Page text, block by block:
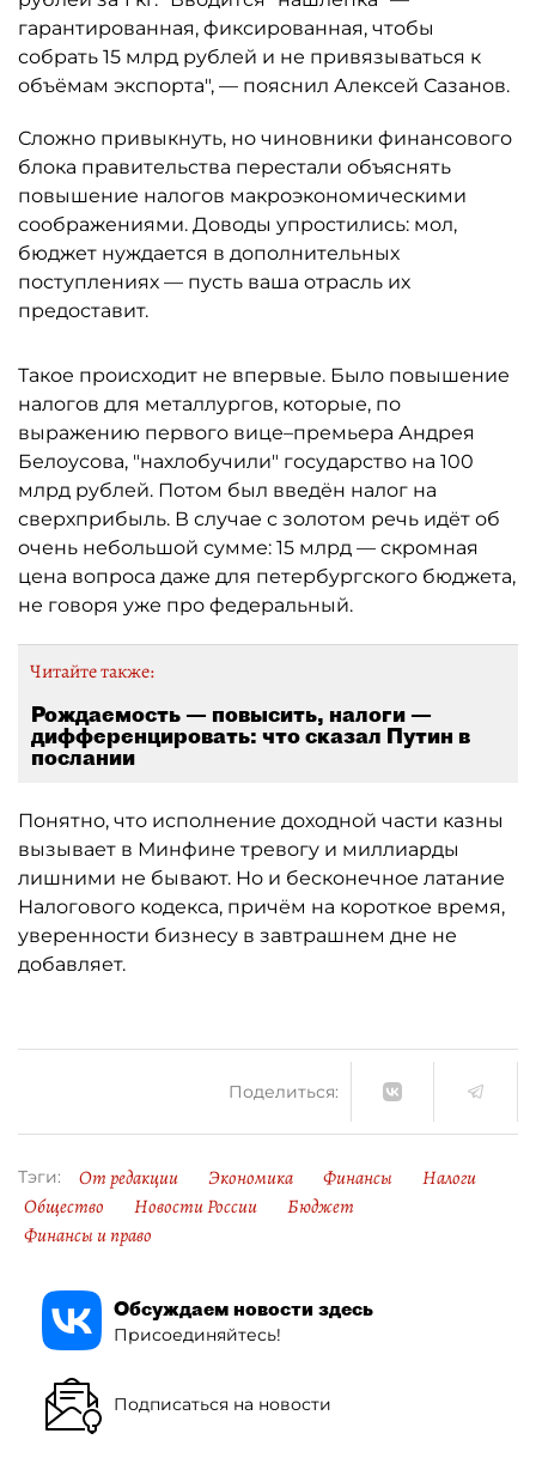
гарантированная, фиксированная, чтобы
собрать 15 млрд рублей и не привязываться к
объёмам экспорта", — пояснил Алексей Сазанов.
Сложно привыкнуть, но чиновники финансового
блока правительства перестали объяснять
повышение налогов макроэкономическими
соображениями. Доводы упростились: мол,
бюджет нуждается в дополнительных
поступлениях — пусть ваша отрасль их
предоставит.
Такое происходит не впервые. Было повышение
налогов для металлургов, которые, по
выражению первого вице–премьера Андрея
Белоусова, "нахлобучили" государство на 100
млрд рублей. Потом был введён налог на
сверхприбыль. В случае с золотом речь идёт об
очень небольшой сумме: 15 млрд — скромная
цена вопроса даже для петербургского бюджета,
не говоря уже про федеральный.
Читайте также:
Рождаемость — повысить, налоги —
дифференцировать: что сказал Путин в
послании
Понятно, что исполнение доходной части казны
вызывает в Минфине тревогу и миллиарды
лишними не бывают. Но и бесконечное латание
Налогового кодекса, причём на короткое время,
уверенности бизнесу в завтрашнем дне не
добавляет.
Поделиться:
Тэги: От редакции Экономика Финансы
Налоги
Общество
Новости России
Бюджет
Финансы и право
Обсуждаем новости здесь
Присоединяйтесь!
Подписаться на новости